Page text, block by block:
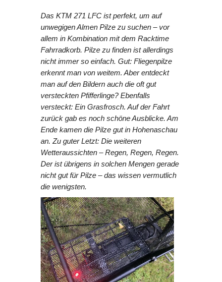
Das KTM 271 LFC ist perfekt, um auf
unwegigen Almen Pilze zu suchen – vor
allem in Kombination mit dem Racktime
Fahrradkorb. Pilze zu finden ist allerdings
nicht immer so einfach. Gut: Fliegenpilze
erkennt man von weitem. Aber entdeckt
man auf den Bildern auch die oft gut
versteckten Pfifferlinge? Ebenfalls
versteckt: Ein Grasfrosch. Auf der Fahrt
zurück gab es noch schöne Ausblicke. Am
Ende kamen die Pilze gut in Hohenaschau
an. Zu guter Letzt: Die weiteren
Wetteraussichten – Regen, Regen, Regen.
Der ist übrigens in solchen Mengen gerade
nicht gut für Pilze – das wissen vermutlich
die wenigsten.